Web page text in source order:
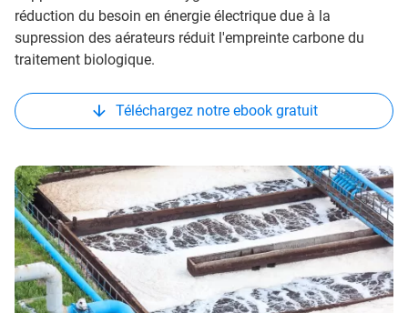
réduction du besoin en énergie électrique due à la
supression des aérateurs réduit l'empreinte carbone du
traitement biologique.
Téléchargez notre ebook gratuit